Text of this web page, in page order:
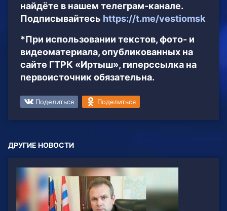
найдёте в нашем телеграм-канале.
Подписывайтесь https://t.me/vestiomsk
*При использовании текстов, фото- и
видеоматериала, опубликованных на
сайте ГТРК «Иртыш», гиперссылка на
первоисточник обязательна.
Поделиться Поделиться
ДРУГИЕ НОВОСТИ